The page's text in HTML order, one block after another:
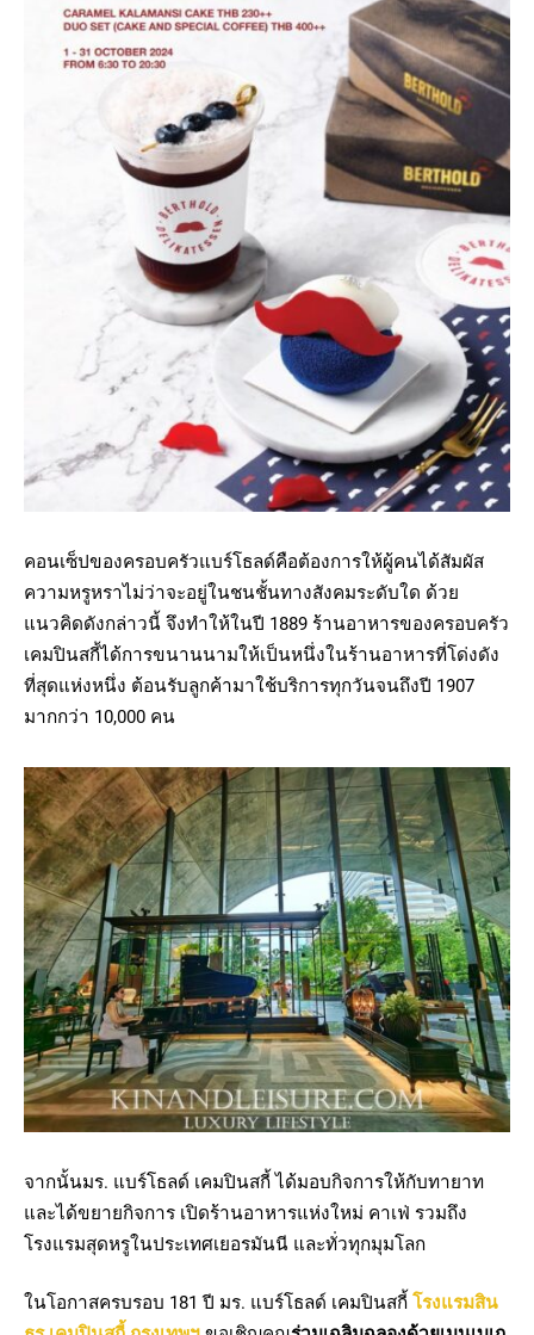
คอนเซ็ปของครอบครัวแบร์โธลด์คือต้องการให้ผู้คนได้สัมผัส
ความหรูหราไม่ว่าจะอยู่ในชนชั้นทางสังคมระดับใด ด้วย
แนวคิดดังกล่าวนี้ จึงทำให้ในปี 1889 ร้านอาหารของครอบครัว
เคมปินสกี้ได้การขนานนามให้เป็นหนึ่งในร้านอาหารที่โด่งดัง
ที่สุดแห่งหนึ่ง ต้อนรับลูกค้ามาใช้บริการทุกวันจนถึงปี 1907
มากกว่า 10,000 คน
จากนั้นมร. แบร์โธลด์ เคมปินสกี้ ได้มอบกิจการให้กับทายาท
และได้ขยายกิจการ เปิดร้านอาหารแห่งใหม่ คาเฟ่ รวมถึง
โรงแรมสุดหรูในประเทศเยอรมันนี และทั่วทุกมุมโลก
ในโอกาสครบรอบ 181 ปี มร. แบร์โธลด์ เคมปินสกี้ โรงแรมสิน